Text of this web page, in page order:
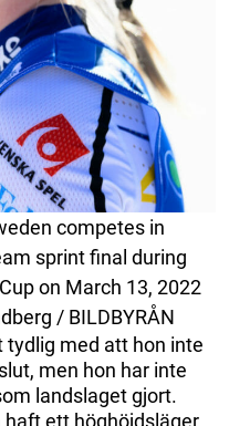
competes in
sprint final during
on March 13, 2022
/ BILDBYRÅN
tydlig med att hon inte
men hon har inte
landslaget gjort.
haft ett höghöjdsläger